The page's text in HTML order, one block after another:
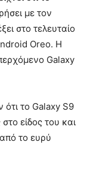
με τον
στο τελευταίο
Oreo. Η
Galaxy
το Galaxy S9
είδος του και
το ευρύ